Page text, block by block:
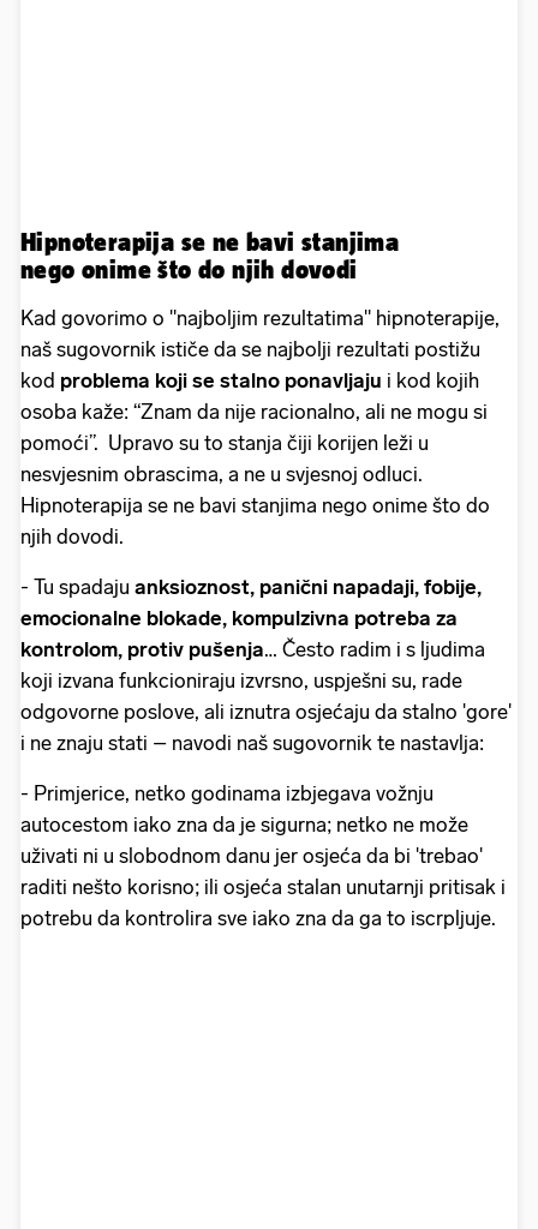
Hipnoterapija se ne bavi stanjima
nego onime što do njih dovodi
Kad govorimo o "najboljim rezultatima" hipnoterapije,
naš sugovornik ističe da se najbolji rezultati postižu
kod problema koji se stalno ponavljaju i kod kojih
osoba kaže: “Znam da nije racionalno, ali ne mogu si
pomoći”. Upravo su to stanja čiji korijen leži u
nesvjesnim obrascima, a ne u svjesnoj odluci.
Hipnoterapija se ne bavi stanjima nego onime što do
njih dovodi.
- Tu spadaju anksioznost, panični napadaji, fobije,
emocionalne blokade, kompulzivna potreba za
kontrolom, protiv pušenja… Često radim i s ljudima
koji izvana funkcioniraju izvrsno, uspješni su, rade
odgovorne poslove, ali iznutra osjećaju da stalno 'gore'
i ne znaju stati – navodi naš sugovornik te nastavlja:
- Primjerice, netko godinama izbjegava vožnju
autocestom iako zna da je sigurna; netko ne može
uživati ni u slobodnom danu jer osjeća da bi 'trebao'
raditi nešto korisno; ili osjeća stalan unutarnji pritisak i
potrebu da kontrolira sve iako zna da ga to iscrpljuje.